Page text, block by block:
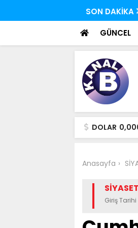
SON DAKİKA
FETÖ'nün suikast timindeki Burkay
GÜNCEL
DOLAR
Anasayfa
SİYASET
Giriş Tarihi